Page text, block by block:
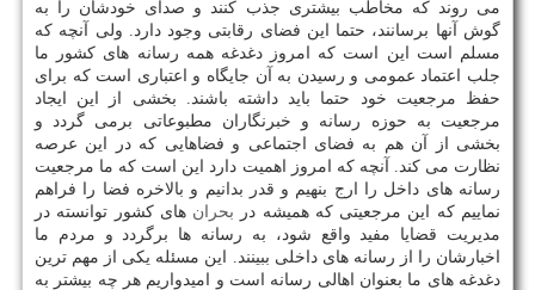
می روند كه مخاطب بیشتری جذب كنند و صدای خودشان را به
گوش آنها برسانند، حتما این فضای رقابتی وجود دارد. ولی آنچه كه
مسلم است این است كه امروز دغدغه همه رسانه های كشور ما
جلب اعتماد عمومی و رسیدن به آن جایگاه و اعتباری است كه برای
حفظ مرجعیت خود حتما باید داشته باشند. بخشی از این ایجاد
مرجعیت به حوزه رسانه و خبرنگاران مطبوعاتی برمی گردد و
بخشی از آن هم به فضای اجتماعی و فضاهایی كه در این عرصه
نظارت می كند. آنچه كه امروز اهمیت دارد این است كه ما مرجعیت
رسانه های داخل را ارج بنهیم و قدر بدانیم و بالاخره فضا را فراهم
نماییم كه این مرجعیتی كه همیشه در بحران های كشور توانسته در
مدیریت قضایا مفید واقع شود، به رسانه ها برگردد و مردم ما
اخبارشان را از رسانه های داخلی ببینند. این مسئله یكی از مهم ترین
دغدغه های ما بعنوان اهالی رسانه است و امیدواریم هر چه بیشتر به